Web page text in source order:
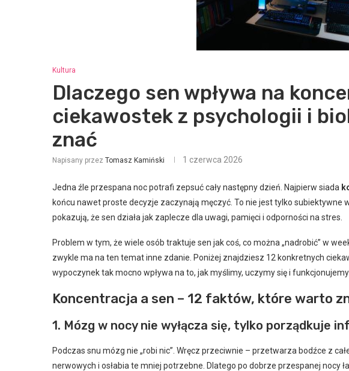
Kultura
Dlaczego sen wpływa na
ciekawostek z psychologii i
znać
Napisany przez Tomasz Kamiński 1 czerwca 2026
Jedna źle przespana noc potrafi zepsuć cały następny dzień. Najpierw siada
końcu nawet proste decyzje zaczynają męczyć. To nie jest tylko subiektywne
pokazują, że sen działa jak zaplecze dla uwagi, pamięci i odporności na stres.
Problem w tym, że wiele osób traktuje sen jak coś, co można „nadrobić” w
zwykle ma na ten temat inne zdanie. Poniżej znajdziesz 12 konkretnych
wypoczynek tak mocno wpływa na to, jak myślimy, uczymy się i funkcjonujemy
Koncentracja a sen – 12 faktów, które warto
1. Mózg w nocy nie wyłącza się, tylko porządkuje
Podczas snu mózg nie „robi nic”. Wręcz przeciwnie – przetwarza bodźce z
nerwowych i osłabia te mniej potrzebne. Dlatego po dobrze przespanej nocy